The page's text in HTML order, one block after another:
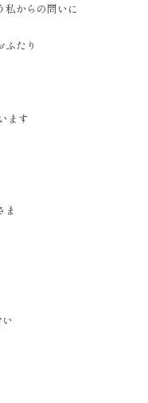
私からの問いに
ふたり
ます
ま